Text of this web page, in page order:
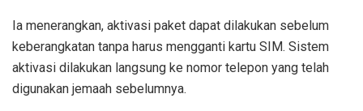
Ia menerangkan, aktivasi paket dapat dilakukan sebelum
keberangkatan tanpa harus mengganti kartu SIM. Sistem
aktivasi dilakukan langsung ke nomor telepon yang telah
digunakan jemaah sebelumnya.